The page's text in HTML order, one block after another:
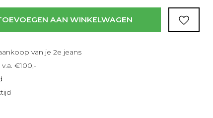
AAN WINKELWAGEN
van je 2e jeans
€100,-